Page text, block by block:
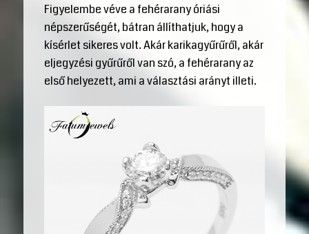
Figyelembe véve a fehérarany óriási
népszerűségét, bátran állíthatjuk, hogy a
kísérlet sikeres volt. Akár karikagyűrűről, akár
eljegyzési gyűrűről van szó, a fehérarany az
első helyezett, ami a választási arányt illeti.